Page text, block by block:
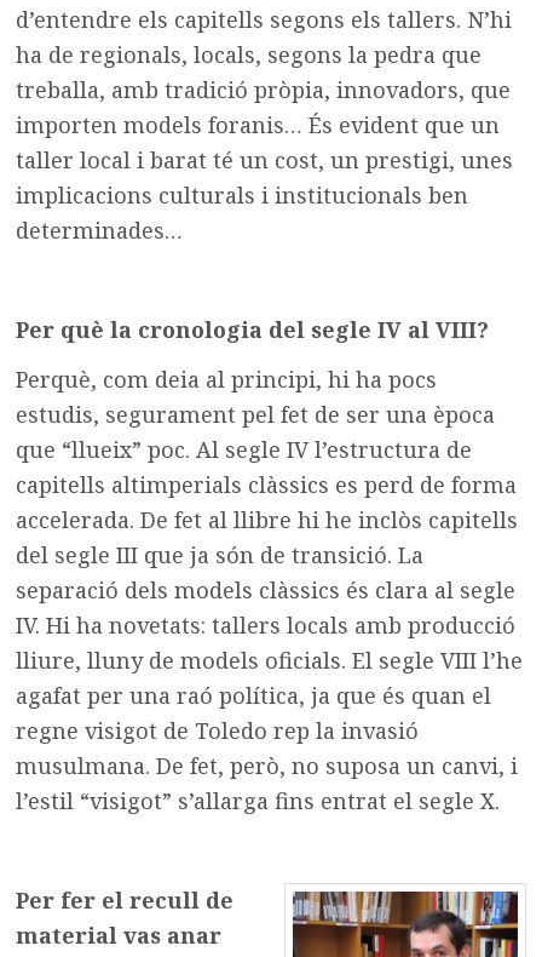
d’entendre els capitells segons els tallers. N’hi
ha de regionals, locals, segons la pedra que
treballa, amb tradició pròpia, innovadors, que
importen models foranis… És evident que un
taller local i barat té un cost, un prestigi, unes
implicacions culturals i institucionals ben
determinades…
Per què la cronologia del segle IV al VIII?
Perquè, com deia al principi, hi ha pocs
estudis, segurament pel fet de ser una època
que “llueix” poc. Al segle IV l’estructura de
capitells altimperials clàssics es perd de forma
accelerada. De fet al llibre hi he inclòs capitells
del segle III que ja són de transició. La
separació dels models clàssics és clara al segle
IV. Hi ha novetats: tallers locals amb producció
lliure, lluny de models oficials. El segle VIII l’he
agafat per una raó política, ja que és quan el
regne visigot de Toledo rep la invasió
musulmana. De fet, però, no suposa un canvi, i
l’estil “visigot” s’allarga fins entrat el segle X.
Per fer el recull de
material vas anar